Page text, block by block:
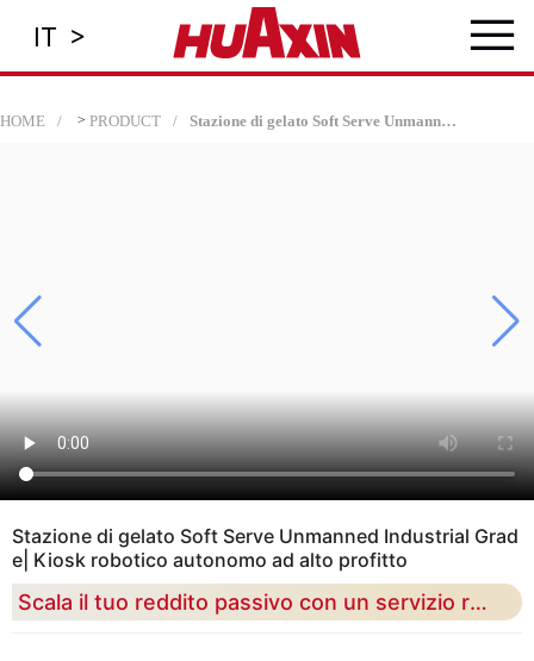
IT > ≡
HOME > PRODUCT Stazione di gelato Soft Serve Unmanned Industrial Grade| Kiosk robotico autonomo ad alto profitto
Stazione di gelato Soft Serve Unmanned Industrial Grad
e| Kiosk robotico autonomo ad alto profitto
Scala il tuo reddito passivo con un servizio rapido di 15 secondi, una precisione di overrun del 43% e l'intelligenza di controllo industriale RK